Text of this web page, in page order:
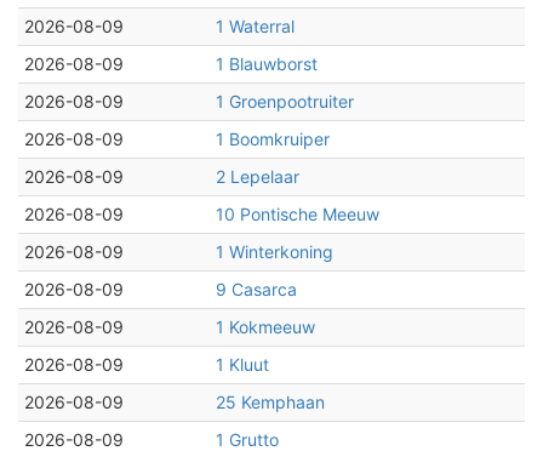
2026-08-09
1 Waterral
2026-08-09
1 Blauwborst
2026-08-09
1 Groenpootruiter
2026-08-09
1 Boomkruiper
2026-08-09
2 Lepelaar
2026-08-09
10 Pontische Meeuw
2026-08-09
1 Winterkoning
2026-08-09
9 Casarca
2026-08-09
1 Kokmeeuw
2026-08-09
1 Kluut
2026-08-09
25 Kemphaan
2026-08-09
1 Grutto